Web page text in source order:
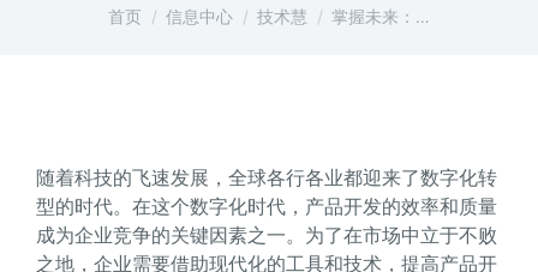
您在这里：
首页 信息中心 技术慧 掌握未来：…
随着科技的飞速发展，全球各行各业都迎来了数字化转
型的时代。在这个数字化时代，产品开发的效率和质量
成为企业竞争的关键因素之一。为了在市场中立于不败
之地，企业需要借助现代化的工具和技术，提高产品开